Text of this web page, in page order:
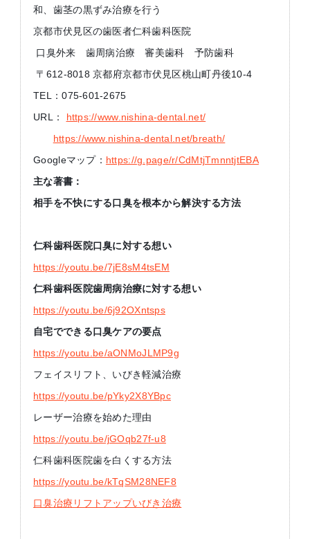
和、歯茎の黒ずみ治療を行う
京都市伏見区の歯医者仁科歯科医院
口臭外来 歯周病治療 審美歯科 予防歯科
〒612-8018 京都府京都市伏見区桃山町丹後10-4
TEL：075-601-2675
URL： https://www.nishina-dental.net/
https://www.nishina-dental.net/breath/
Googleマップ： https://g.page/r/CdMtjTmnntjtEBA
主な著書：
相手を不快にする口臭を根本から解決する方法
仁科歯科医院口臭に対する想い
https://youtu.be/7jE8sM4tsEM
仁科歯科医院歯周病治療に対する想い
https://youtu.be/6j92OXntsps
自宅でできる口臭ケアの要点
https://youtu.be/aONMoJLMP9g
フェイスリフト、いびき軽減治療
https://youtu.be/pYky2X8YBpc
レーザー治療を始めた理由
https://youtu.be/jGOqb27f-u8
仁科歯科医院歯を白くする方法
https://youtu.be/kTqSM28NEF8
口臭治療リフトアップいびき治療